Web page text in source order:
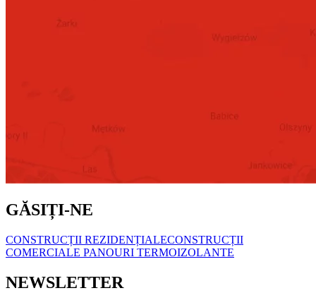
GĂSIȚI-NE
CONSTRUCȚII REZIDENȚIALECONSTRUCȚII
COMERCIALE PANOURI TERMOIZOLANTE
NEWSLETTER